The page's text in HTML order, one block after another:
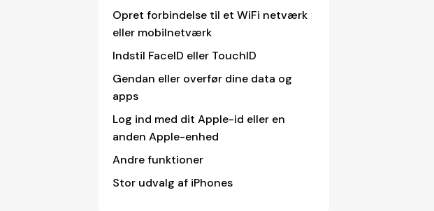
Opret forbindelse til et WiFi netværk
eller mobilnetværk
Indstil FaceID eller TouchID
Gendan eller overfør dine data og
apps
Log ind med dit Apple-id eller en
anden Apple-enhed
Andre funktioner
Stor udvalg af iPhones